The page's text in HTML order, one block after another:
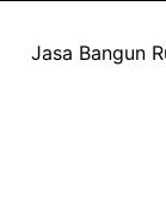
Jasa Bangun